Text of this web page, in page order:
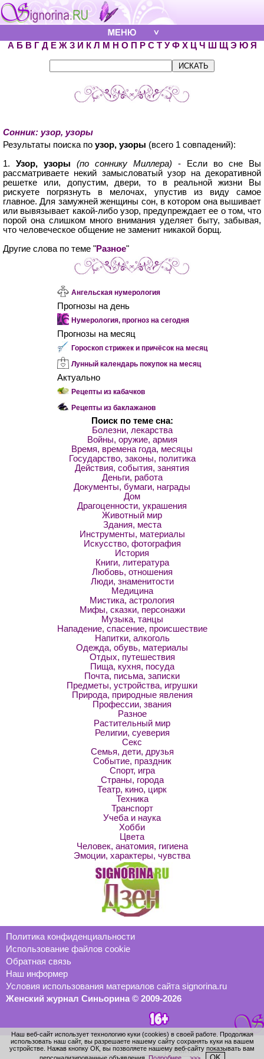
А Б В Г Д Е Ж З И К Л М Н О П Р С Т У Ф Х Ц Ч Ш Щ Э Ю Я
Сонник: узор, узоры
Результаты поиска по узор, узоры (всего 1 совпадений):
1. Узор, узоры (по соннику Миллера) - Если во сне Вы
рассматриваете некий замысловатый узор на декоративной
решетке или, допустим, двери, то в реальной жизни Вы
рискуете погрязнуть в мелочах, упустив из виду самое
главное. Для замужней женщины сон, в котором она вышивает
или вывязывает какой-либо узор, предупреждает ее о том, что
порой она слишком много внимания уделяет быту, забывая,
что человеческое общение не заменит никакой борщ.
Другие слова по теме "Разное"
Ангельская нумерология
Прогнозы на день
Нумерология, прогноз на сегодня
Прогнозы на месяц
Гороскоп стрижек и причёсок на месяц
Лунный календарь покупок на месяц
Актуально
Рецепты из кабачков
Рецепты из баклажанов
Поиск по теме сна:
Болезни, лекарства
Войны, оружие, армия
Время, времена года, месяцы
Государство, законы, политика
Действия, события, занятия
Деньги, работа
Документы, бумаги, награды
Дом
Драгоценности, украшения
Животный мир
Здания, места
Инструменты, материалы
Искусство, фотография
История
Книги, литература
Любовь, отношения
Люди, знаменитости
Медицина
Мистика, астрология
Мифы, сказки, персонажи
Музыка, танцы
Нападение, спасение, происшествие
Напитки, алкоголь
Одежда, обувь, материалы
Отдых, путешествия
Пища, кухня, посуда
Почта, письма, записки
Предметы, устройства, игрушки
Природа, природные явления
Профессии, звания
Разное
Растительный мир
Религии, суеверия
Секс
Семья, дети, друзья
Событие, праздник
Спорт, игра
Страны, города
Театр, кино, цирк
Техника
Транспорт
Учеба и наука
Хобби
Цвета
Человек, анатомия, гигиена
Эмоции, характеры, чувства
Политика конфиденциальности
Использование файлов cookie
Обратная связь
Наш информер
Условия использования материалов сайта signorina.ru
Женский журнал Синьорина © 2009-2026
Наш веб-сайт использует технологию куки (cookies) в своей работе. Продолжая
использовать наш сайт, вы разрешаете нашему сайту сохранять куки на вашем
устройстве. Нажав кнопку ОК, вы позволяете нашему веб-сайту показывать вам